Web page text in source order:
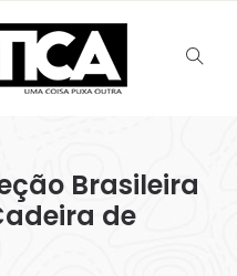
Brasileira
de